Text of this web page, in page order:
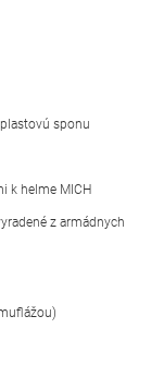
sponu
k helme MICH
z armádnych